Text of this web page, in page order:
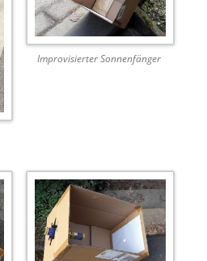
Improvisierter Sonnenfänger